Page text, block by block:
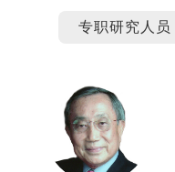
专职研究人员